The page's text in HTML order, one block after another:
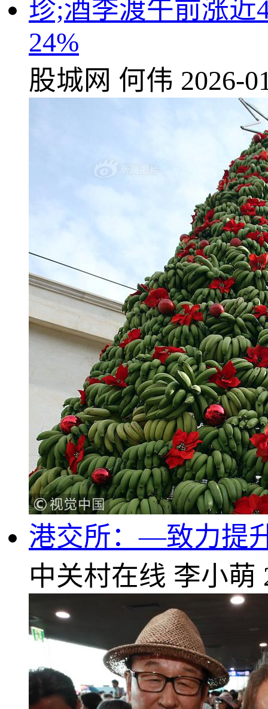
珍;酒李渡午前涨近
24%
股城网 何伟 2026-
港交所：—致力提
中关村在线 李小萌